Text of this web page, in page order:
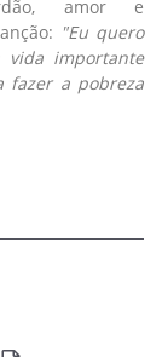
amor e
"Eu quero
vida importante
fazer a pobreza